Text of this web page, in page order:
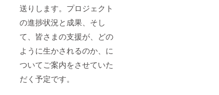
送りします。プロジェクト
の進捗状況と成果、そし
て、皆さまの支援が、どの
ように生かされるのか、に
ついてご案内をさせていた
だく予定です。